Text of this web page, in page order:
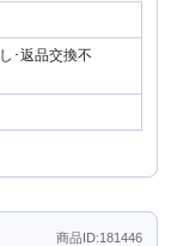
･返品交換不
商品ID:181446